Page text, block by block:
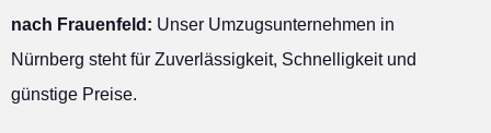
nach Frauenfeld: Unser Umzugsunternehmen in
Nürnberg steht für Zuverlässigkeit, Schnelligkeit und
günstige Preise.